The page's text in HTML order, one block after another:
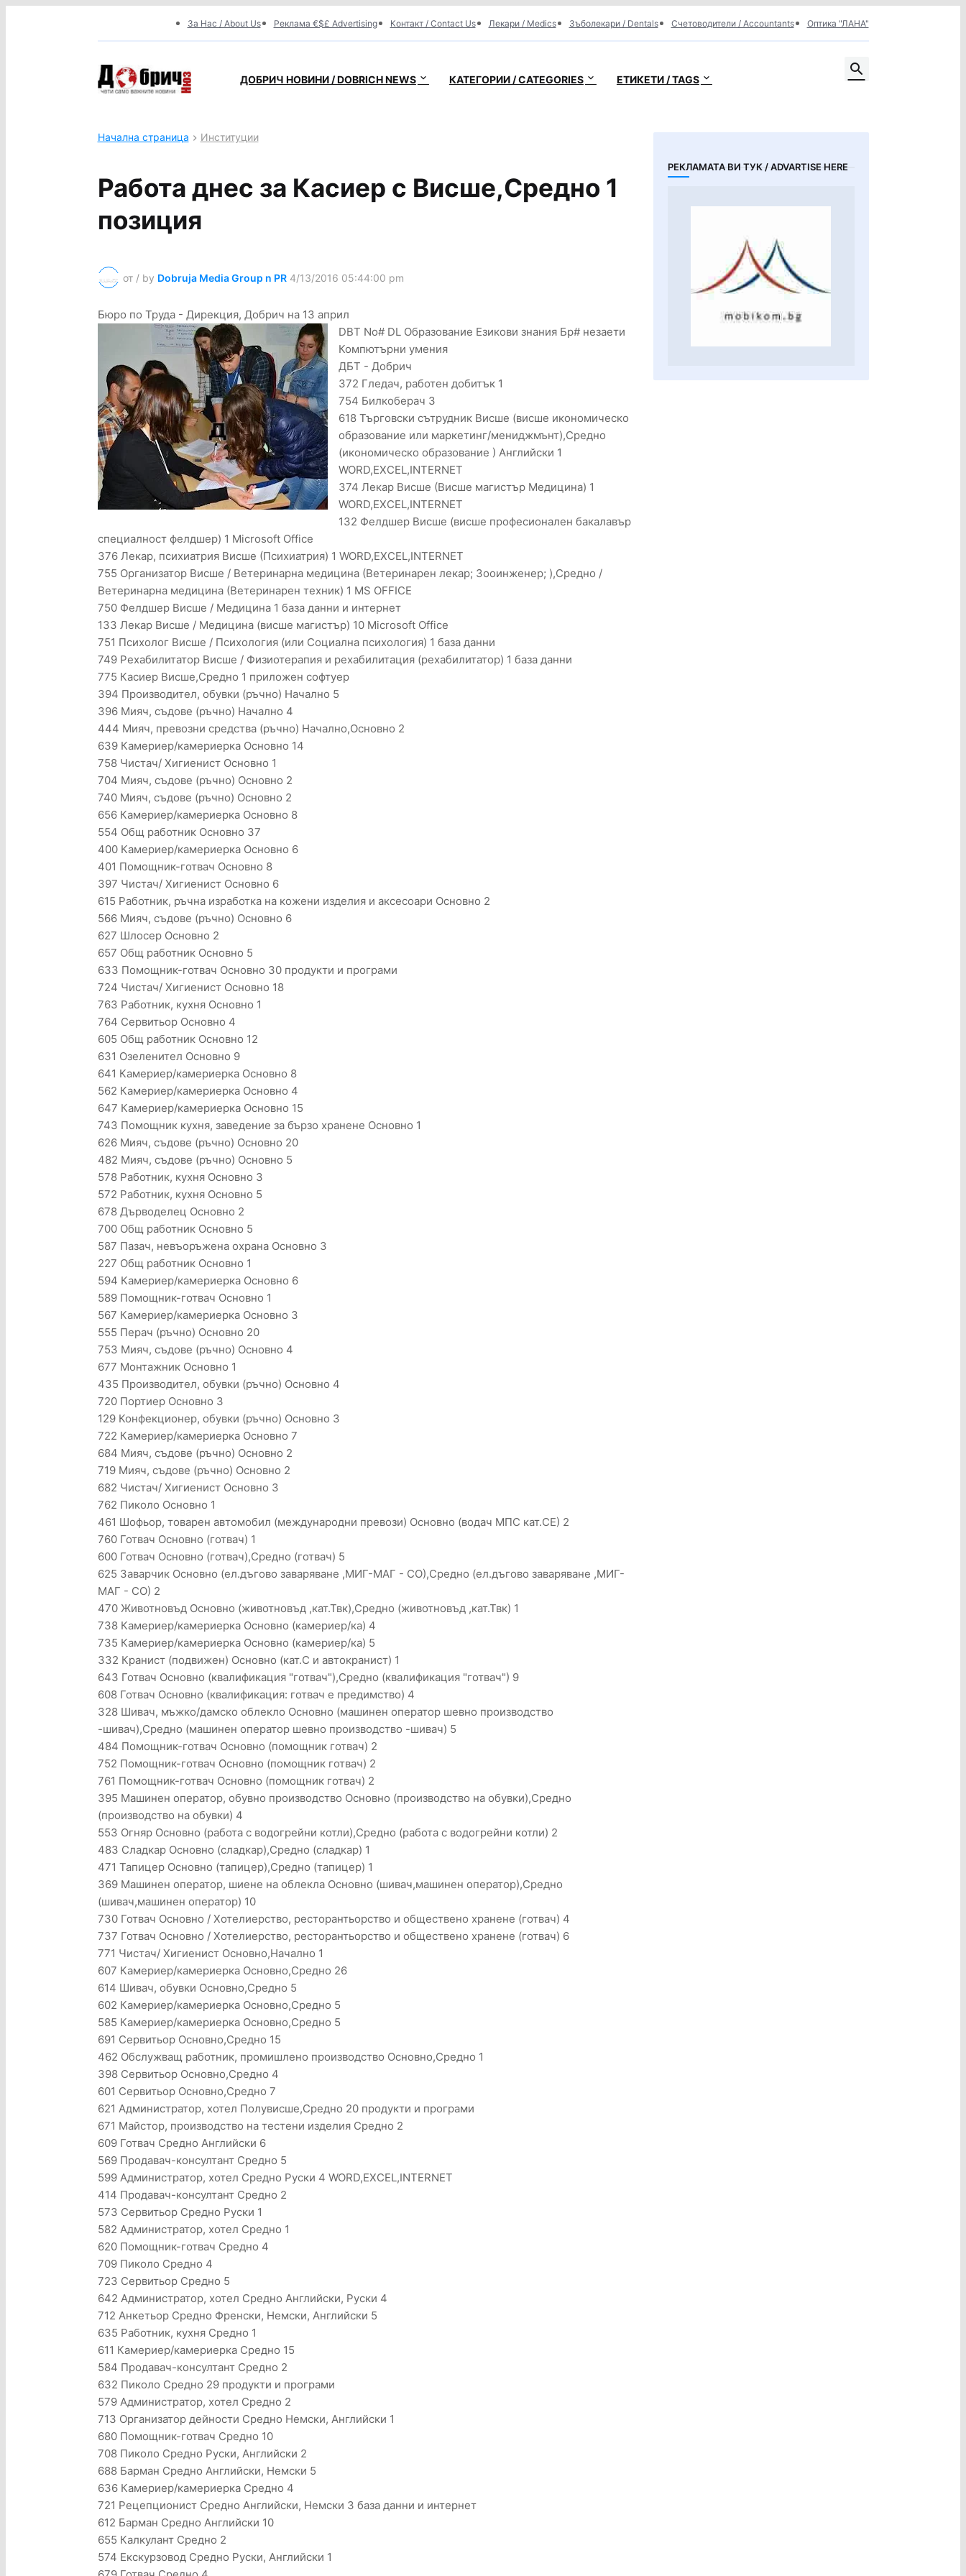
За Нас / About Us Реклама €$£ Advertising Контакт / Contact Us Лекари / Medics Зъболекари / Dentals Счетоводители / Accountants Оптика "ЛАНА"
ДОБРИЧ НОВИНИ / DOBRICH NEWS КАТЕГОРИИ / CATEGORIES ЕТИКЕТИ / TAGS
Начална страница Институции
Работа днес за Касиер с Висше,Средно 1
позиция
от / by Dobruja Media Group n PR 4/13/2016 05:44:00 pm
Бюро по Труда - Дирекция, Добрич на 13 април
DBT No# DL Образование Езикови знания Бр# незаети
Компютърни умения
ДБТ - Добрич
372 Гледач, работен добитък 1
754 Билкоберач 3
618 Търговски сътрудник Висше (висше икономическо
образование или маркетинг/мениджмънт),Средно
(икономическо образование ) Английски 1
WORD,EXCEL,INTERNET
374 Лекар Висше (Висше магистър Медицина) 1
WORD,EXCEL,INTERNET
132 Фелдшер Висше (висше професионален бакалавър
специалност фелдшер) 1 Microsoft Office
376 Лекар, психиатрия Висше (Психиатрия) 1 WORD,EXCEL,INTERNET
755 Организатор Висше / Ветеринарна медицина (Ветеринарен лекар; Зооинженер; ),Средно /
Ветеринарна медицина (Ветеринарен техник) 1 MS OFFICE
750 Фелдшер Висше / Медицина 1 база данни и интернет
133 Лекар Висше / Медицина (висше магистър) 10 Microsoft Office
751 Психолог Висше / Психология (или Социална психология) 1 база данни
749 Рехабилитатор Висше / Физиотерапия и рехабилитация (рехабилитатор) 1 база данни
775 Касиер Висше,Средно 1 приложен софтуер
394 Производител, обувки (ръчно) Начално 5
396 Мияч, съдове (ръчно) Начално 4
444 Мияч, превозни средства (ръчно) Начално,Основно 2
639 Камериер/камериерка Основно 14
758 Чистач/ Хигиенист Основно 1
704 Мияч, съдове (ръчно) Основно 2
740 Мияч, съдове (ръчно) Основно 2
656 Камериер/камериерка Основно 8
554 Общ работник Основно 37
400 Камериер/камериерка Основно 6
401 Помощник-готвач Основно 8
397 Чистач/ Хигиенист Основно 6
615 Работник, ръчна изработка на кожени изделия и аксесоари Основно 2
566 Мияч, съдове (ръчно) Основно 6
627 Шлосер Основно 2
657 Общ работник Основно 5
633 Помощник-готвач Основно 30 продукти и програми
724 Чистач/ Хигиенист Основно 18
763 Работник, кухня Основно 1
764 Сервитьор Основно 4
605 Общ работник Основно 12
631 Озеленител Основно 9
641 Камериер/камериерка Основно 8
562 Камериер/камериерка Основно 4
647 Камериер/камериерка Основно 15
743 Помощник кухня, заведение за бързо хранене Основно 1
626 Мияч, съдове (ръчно) Основно 20
482 Мияч, съдове (ръчно) Основно 5
578 Работник, кухня Основно 3
572 Работник, кухня Основно 5
678 Дърводелец Основно 2
700 Общ работник Основно 5
587 Пазач, невъоръжена охрана Основно 3
227 Общ работник Основно 1
594 Камериер/камериерка Основно 6
589 Помощник-готвач Основно 1
567 Камериер/камериерка Основно 3
555 Перач (ръчно) Основно 20
753 Мияч, съдове (ръчно) Основно 4
677 Монтажник Основно 1
435 Производител, обувки (ръчно) Основно 4
720 Портиер Основно 3
129 Конфекционер, обувки (ръчно) Основно 3
722 Камериер/камериерка Основно 7
684 Мияч, съдове (ръчно) Основно 2
719 Мияч, съдове (ръчно) Основно 2
682 Чистач/ Хигиенист Основно 3
762 Пиколо Основно 1
461 Шофьор, товарен автомобил (международни превози) Основно (водач МПС кат.СЕ) 2
760 Готвач Основно (готвач) 1
600 Готвач Основно (готвач),Средно (готвач) 5
625 Заварчик Основно (ел.дъгово заваряване ,МИГ-МАГ - СО),Средно (ел.дъгово заваряване ,МИГ-
МАГ - СО) 2
470 Животновъд Основно (животновъд ,кат.Твк),Средно (животновъд ,кат.Твк) 1
738 Камериер/камериерка Основно (камериер/ка) 4
735 Камериер/камериерка Основно (камериер/ка) 5
332 Кранист (подвижен) Основно (кат.С и автокранист) 1
643 Готвач Основно (квалификация "готвач"),Средно (квалификация "готвач") 9
608 Готвач Основно (квалификация: готвач е предимство) 4
328 Шивач, мъжко/дамско облекло Основно (машинен оператор шевно производство
-шивач),Средно (машинен оператор шевно производство -шивач) 5
484 Помощник-готвач Основно (помощник готвач) 2
752 Помощник-готвач Основно (помощник готвач) 2
761 Помощник-готвач Основно (помощник готвач) 2
395 Машинен оператор, обувно производство Основно (производство на обувки),Средно
(производство на обувки) 4
553 Огняр Основно (работа с водогрейни котли),Средно (работа с водогрейни котли) 2
483 Сладкар Основно (сладкар),Средно (сладкар) 1
471 Тапицер Основно (тапицер),Средно (тапицер) 1
369 Машинен оператор, шиене на облекла Основно (шивач,машинен оператор),Средно
(шивач,машинен оператор) 10
730 Готвач Основно / Хотелиерство, ресторантьорство и обществено хранене (готвач) 4
737 Готвач Основно / Хотелиерство, ресторантьорство и обществено хранене (готвач) 6
771 Чистач/ Хигиенист Основно,Начално 1
607 Камериер/камериерка Основно,Средно 26
614 Шивач, обувки Основно,Средно 5
602 Камериер/камериерка Основно,Средно 5
585 Камериер/камериерка Основно,Средно 5
691 Сервитьор Основно,Средно 15
462 Обслужващ работник, промишлено производство Основно,Средно 1
398 Сервитьор Основно,Средно 4
601 Сервитьор Основно,Средно 7
621 Администратор, хотел Полувисше,Средно 20 продукти и програми
671 Майстор, производство на тестени изделия Средно 2
609 Готвач Средно Английски 6
569 Продавач-консултант Средно 5
599 Администратор, хотел Средно Руски 4 WORD,EXCEL,INTERNET
414 Продавач-консултант Средно 2
573 Сервитьор Средно Руски 1
582 Администратор, хотел Средно 1
620 Помощник-готвач Средно 4
709 Пиколо Средно 4
723 Сервитьор Средно 5
642 Администратор, хотел Средно Английски, Руски 4
712 Анкетьор Средно Френски, Немски, Английски 5
635 Работник, кухня Средно 1
611 Камериер/камериерка Средно 15
584 Продавач-консултант Средно 2
632 Пиколо Средно 29 продукти и програми
579 Администратор, хотел Средно 2
713 Организатор дейности Средно Немски, Английски 1
680 Помощник-готвач Средно 10
708 Пиколо Средно Руски, Английски 2
688 Барман Средно Английски, Немски 5
636 Камериер/камериерка Средно 4
721 Рецепционист Средно Английски, Немски 3 база данни и интернет
612 Барман Средно Английски 10
655 Калкулант Средно 2
574 Екскурзовод Средно Руски, Английски 1
РЕКЛАМАТА ВИ ТУК / ADVARTISE HERE